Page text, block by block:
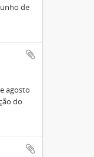
de
agosto
do